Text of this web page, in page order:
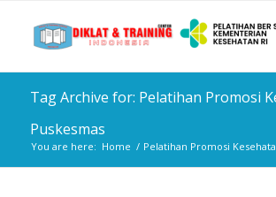
Tag Archive for: Pelatihan Promosi
Puskesmas
You are here: Home / Pelatihan Promosi